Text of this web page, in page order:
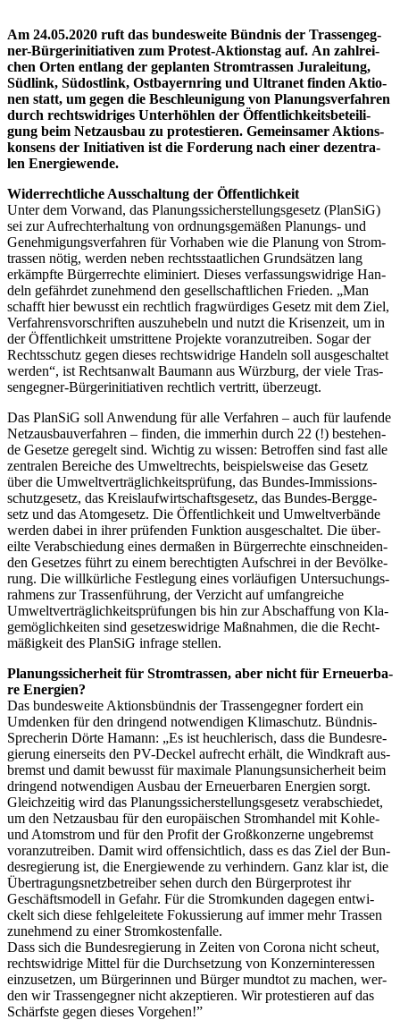
Am 24.05.2020 ruft das bun­des­wei­te Bünd­nis der Tras­sen­geg­
ner-Bür­ger­initia­ti­ven zum Pro­test-Akti­ons­tag auf. An zahl­rei­
chen Orten ent­lang der geplan­ten Strom­tras­sen Jura­lei­tung,
Süd­link, Süd­ost­link, Ost­bay­ern­ring und Ultra­net fin­den Aktio­
nen statt, um gegen die Beschleu­ni­gung von Pla­nungs­ver­fah­ren
durch rechts­wid­ri­ges Unter­höh­len der Öffent­lich­keits­be­tei­li­
gung beim Netz­aus­bau zu pro­tes­tie­ren. Gemein­sa­mer Akti­ons­
kon­sens der Initia­ti­ven ist die For­de­rung nach einer dezen­tra­
len Energiewende.
Wider­recht­li­che Aus­schal­tung der Öffentlichkeit
Unter dem Vor­wand, das Pla­nungs­si­cher­stel­lungs­ge­setz (Plan­SiG)
sei zur Auf­recht­erhal­tung von ord­nungs­ge­mä­ßen Pla­nungs- und
Geneh­mi­gungs­ver­fah­ren für Vor­ha­ben wie die Pla­nung von Strom­
tras­sen nötig, wer­den neben rechts­staat­li­chen Grund­sät­zen lang
erkämpf­te Bür­ger­rech­te eli­mi­niert. Die­ses ver­fas­sungs­wid­ri­ge Han­
deln gefähr­det zuneh­mend den gesell­schaft­li­chen Frie­den. „Man
schafft hier bewusst ein recht­lich frag­wür­di­ges Gesetz mit dem Ziel,
Ver­fah­rens­vor­schrif­ten aus­zu­he­beln und nutzt die Kri­sen­zeit, um in
der Öffent­lich­keit umstrit­te­ne Pro­jek­te vor­an­zu­trei­ben. Sogar der
Rechts­schutz gegen die­ses rechts­wid­ri­ge Han­deln soll aus­ge­schal­tet
wer­den“, ist Rechts­an­walt Bau­mann aus Würz­burg, der vie­le Tras­
sen­geg­ner-Bür­ger­initia­ti­ven recht­lich ver­tritt, überzeugt.
Das Plan­SiG soll Anwen­dung für alle Ver­fah­ren – auch für lau­fen­de
Netz­aus­bau­ver­fah­ren – fin­den, die immer­hin durch 22 (!) bestehen­
de Geset­ze gere­gelt sind. Wich­tig zu wis­sen: Betrof­fen sind fast alle
zen­tra­len Berei­che des Umwelt­rechts, bei­spiels­wei­se das Gesetz
über die Umwelt­ver­träg­lich­keits­prü­fung, das Bun­des-Immis­si­ons­
schutz­ge­setz, das Kreis­lauf­wirt­schafts­ge­setz, das Bun­des-Berg­ge­
setz und das Atom­ge­setz. Die Öffent­lich­keit und Umwelt­ver­bän­de
wer­den dabei in ihrer prü­fen­den Funk­ti­on aus­ge­schal­tet. Die über­
eil­te Ver­ab­schie­dung eines der­ma­ßen in Bür­ger­rech­te ein­schnei­den­
den Geset­zes führt zu einem berech­tig­ten Auf­schrei in der Bevöl­ke­
rung. Die will­kür­li­che Fest­le­gung eines vor­läu­fi­gen Unter­su­chungs­
rah­mens zur Tras­sen­füh­rung, der Ver­zicht auf umfang­rei­che
Umwelt­ver­träg­lich­keits­prü­fun­gen bis hin zur Abschaf­fung von Kla­
ge­mög­lich­kei­ten sind geset­zes­wid­ri­ge Maß­nah­men, die die Recht­
mä­ßig­keit des Plan­SiG infra­ge stellen.
Pla­nungs­si­cher­heit für Strom­tras­sen, aber nicht für Erneu­er­ba­
re Energien?
Das bun­des­wei­te Akti­ons­bünd­nis der Tras­sen­geg­ner for­dert ein
Umden­ken für den drin­gend not­wen­di­gen Kli­ma­schutz. Bünd­nis-
Spre­che­rin Dör­te Hamann: „Es ist heuch­le­risch, dass die Bun­des­re­
gie­rung einer­seits den PV-Deckel auf­recht erhält, die Wind­kraft aus­
bremst und damit bewusst für maxi­ma­le Pla­nungs­un­si­cher­heit beim
drin­gend not­wen­di­gen Aus­bau der Erneu­er­ba­ren Ener­gien sorgt.
Gleich­zei­tig wird das Pla­nungs­si­cher­stel­lungs­ge­setz ver­ab­schie­det,
um den Netz­aus­bau für den euro­päi­schen Strom­han­del mit Koh­le-
und Atom­strom und für den Pro­fit der Groß­kon­zer­ne unge­bremst
vor­an­zu­trei­ben. Damit wird offen­sicht­lich, dass es das Ziel der Bun­
des­re­gie­rung ist, die Ener­gie­wen­de zu ver­hin­dern. Ganz klar ist, die
Über­tra­gungs­netz­be­trei­ber sehen durch den Bür­ger­pro­test ihr
Geschäfts­mo­dell in Gefahr. Für die Strom­kun­den dage­gen ent­wi­
ckelt sich die­se fehl­ge­lei­te­te Fokus­sie­rung auf immer mehr Tras­sen
zuneh­mend zu einer Stromkostenfalle.
Dass sich die Bun­des­re­gie­rung in Zei­ten von Coro­na nicht scheut,
rechts­wid­ri­ge Mit­tel für die Durch­set­zung von Kon­zern­in­ter­es­sen
ein­zu­set­zen, um Bür­ge­rin­nen und Bür­ger mund­tot zu machen, wer­
den wir Tras­sen­geg­ner nicht akzep­tie­ren. Wir pro­tes­tie­ren auf das
Schärfs­te gegen die­ses Vorgehen!”